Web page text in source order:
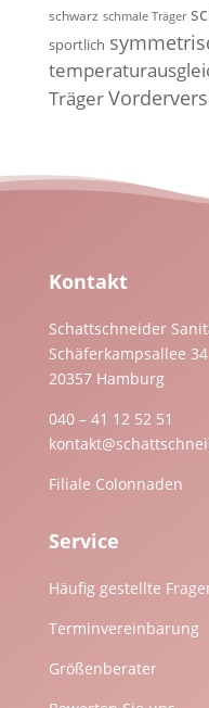
schwarz schmale Träger
sportlich
Träger
Kontakt
Schattschneider
Schäferkampsallee 34
20357 Hamburg
040 – 41 12 52 51
Filiale Colonnaden
Service
Häufig gestellte
Terminvereinbarung
Größenberater